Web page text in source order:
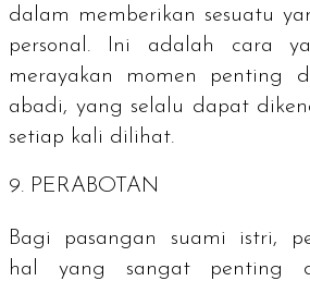
dalam memberikan sesuatu
personal. Ini adalah cara
merayakan momen penting
abadi, yang selalu dapat
setiap kali dilihat.
9. PERABOTAN
Bagi pasangan suami istri,
hal yang sangat penting